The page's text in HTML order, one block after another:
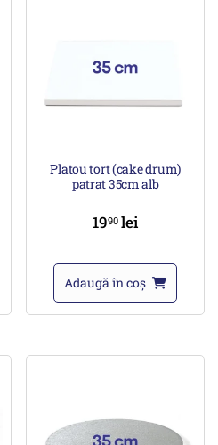
Platou tort (cake drum)
patrat 35cm alb
1990lei
Adaugă în coș